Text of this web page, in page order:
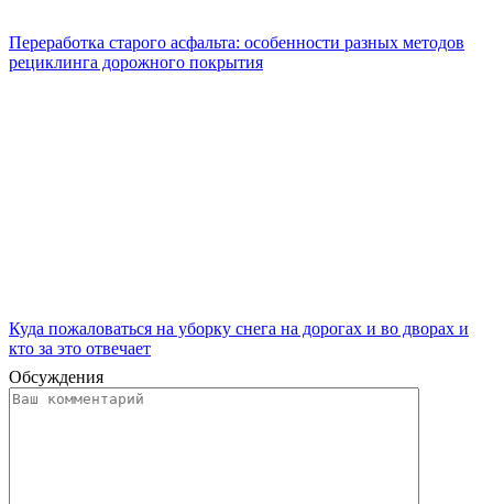
Переработка старого асфальта: особенности разных методов
рециклинга дорожного покрытия
Куда пожаловаться на уборку снега на дорогах и во дворах и
кто за это отвечает
Обсуждения